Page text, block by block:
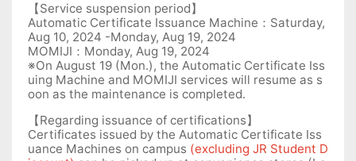
【Service suspension period】
Automatic Certificate Issuance Machine ：Saturday,
Aug 10, 2024 -Monday, Aug 19, 2024
MOMIJI ： Monday, Aug 19, 2024
※On August 19 (Mon.), the Automatic Certificate Iss
uing Machine and MOMIJI services will resume as s
oon as the maintenance is completed.
【Regarding issuance of certifications】
Certificates issued by the Automatic Certificate Iss
uance Machines on campus (excluding JR Student D